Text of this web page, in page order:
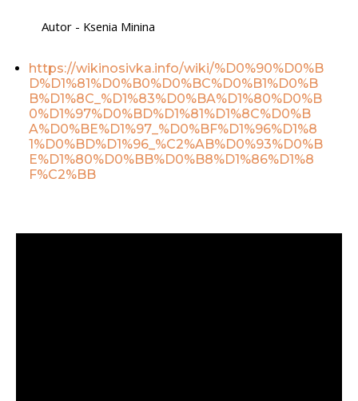
Autor - Ksenia Minina
https://wikinosivka.info/wiki/%D0%90%D0%B
D%D1%81%D0%B0%D0%BC%D0%B1%D0%B
B%D1%8C_%D1%83%D0%BA%D1%80%D0%B
0%D1%97%D0%BD%D1%81%D1%8C%D0%B
A%D0%BE%D1%97_%D0%BF%D1%96%D1%8
1%D0%BD%D1%96_%C2%AB%D0%93%D0%B
E%D1%80%D0%BB%D0%B8%D1%86%D1%8
F%C2%BB